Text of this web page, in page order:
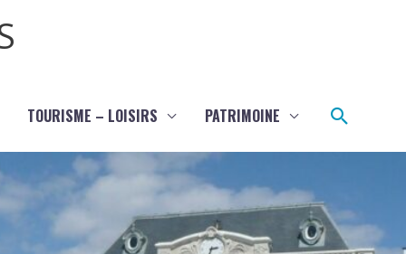
TOURISME – LOISIRS PATRIMOINE